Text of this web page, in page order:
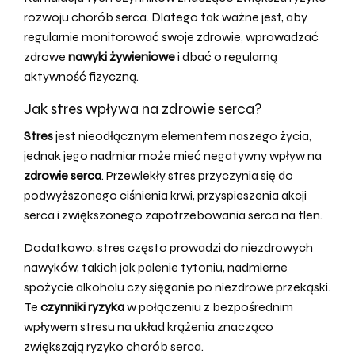
rozwoju chorób serca. Dlatego tak ważne jest, aby
regularnie monitorować swoje zdrowie, wprowadzać
zdrowe nawyki żywieniowei dbać o regularną
aktywność fizyczną.
Jak stres wpływa na zdrowie serca?
Stresjest nieodłącznym elementem naszego życia,
jednak jego nadmiar może mieć negatywny wpływ na
zdrowie serca. Przewlekły stres przyczynia się do
podwyższonego ciśnienia krwi, przyspieszenia akcji
serca i zwiększonego zapotrzebowania serca na tlen.
Dodatkowo, stres często prowadzi do niezdrowych
nawyków, takich jak palenie tytoniu, nadmierne
spożycie alkoholu czy sięganie po niezdrowe przekąski.
Te czynniki ryzykaw połączeniu z bezpośrednim
wpływem stresu na układ krążenia znacząco
zwiększają ryzyko chorób serca.